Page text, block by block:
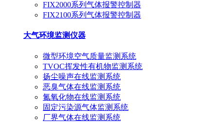
FIX2000系列气体报警控制器
FIX2100系列气体报警控制器
大气环境监测仪器
微型环境空气质量监测系统
TVOC挥发性有机物监测系统
扬尘噪声在线监测系统
恶臭气体在线监测系统
氮氧化物在线监测系统
固定污染源气体监测系统
厂界气体在线监测系统